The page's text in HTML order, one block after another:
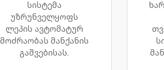
სისტემა
უზრუნველყოფს
ლეპის ავტომატურ
მოძრაობას მანქანის
გაშვებისას.